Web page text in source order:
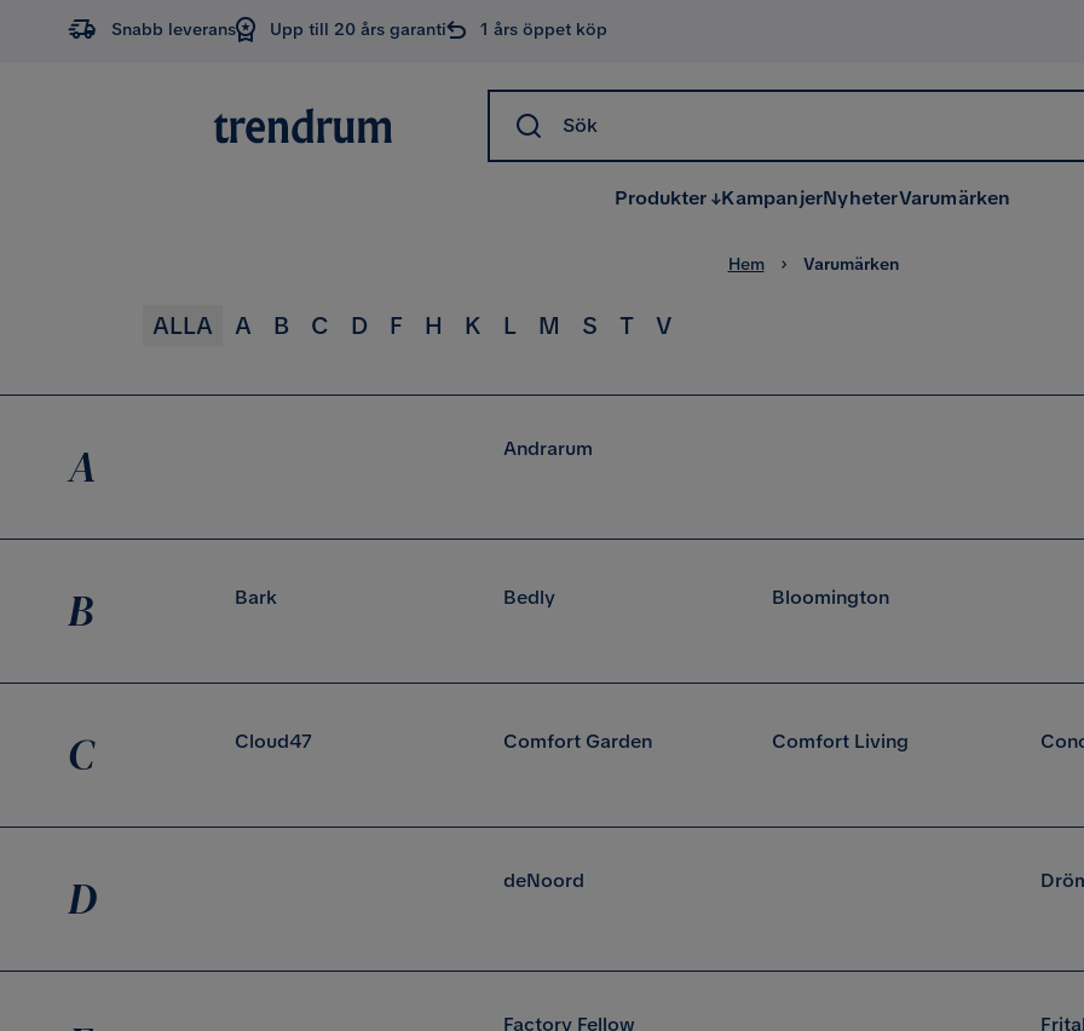
Snabb leverans Upp till 20 års garanti 1 års öppet köp
Sök
Produkter KampanjerNyheterVarumärken
Hem Varumärken
ALLA A B C D F H K L M S T V
A Andrarum
B Bark Bedly Bloomington
C Cloud47 Comfort Garden Comfort Living
D deNoord
Factory Fellow